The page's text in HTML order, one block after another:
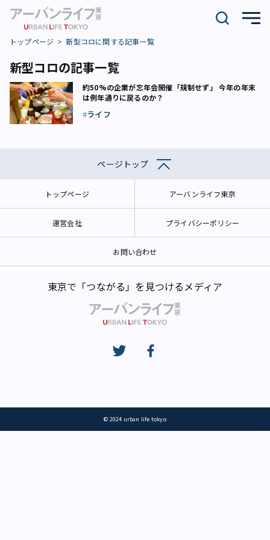
トップページ 新型コロに関する記事一覧
新型コロの記事一覧
約50%の企業が忘年会開催「規制せず」 今年の年末
は例年通りに戻るのか？
ライフ
ページトップ
トップページ アーバンライフ東京
運営会社 プライバシーポリシー
お問い合わせ
東京で「つながる」を見つけるメディア
© 2024 urban life tokyo